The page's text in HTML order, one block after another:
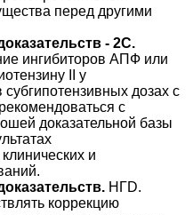
перед другими
- 2С.
ингибиторов АПФ или
II у
дозах с
с
доказательной базы
и
НГD.
коррекцию